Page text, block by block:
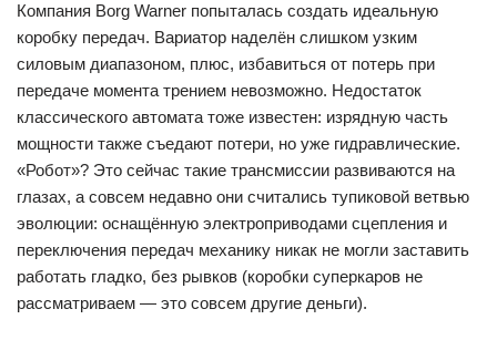
Компания Borg Warner попыталась создать идеальную
коробку передач. Вариатор наделён слишком узким
силовым диапазоном, плюс, избавиться от потерь при
передаче момента трением невозможно. Недостаток
классического автомата тоже известен: изрядную часть
мощности также съедают потери, но уже гидравлические.
«Робот»? Это сейчас такие трансмиссии развиваются на
глазах, а совсем недавно они считались тупиковой ветвью
эволюции: оснащённую электроприводами сцепления и
переключения передач механику никак не могли заставить
работать гладко, без рывков (коробки суперкаров не
рассматриваем — это совсем другие деньги).